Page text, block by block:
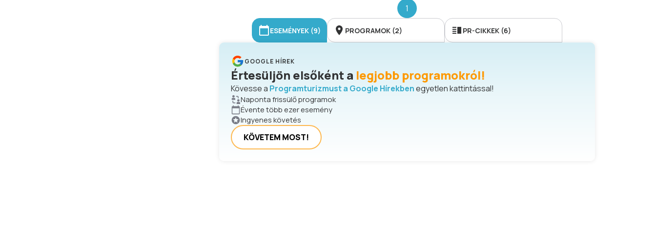
1
ESEMÉNYEK (9) PROGRAMOK (2) PR-CIKKEK (6)
GOOGLE HÍREK
Értesüljön elsőként a legjobb programokról!
Kövesse a Programturizmust a Google Hírekbenegyetlen kattintással!
Naponta frissülő programok
Évente több ezer esemény
Ingyenes követés
KÖVETEM MOST!